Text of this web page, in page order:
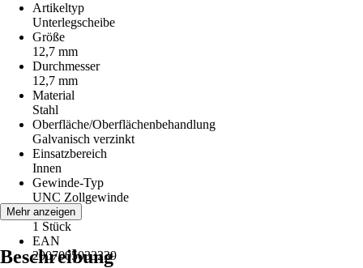
Artikeltyp
Unterlegscheibe
Größe
12,7 mm
Durchmesser
12,7 mm
Material
Stahl
Oberfläche/Oberflächenbehandlung
Galvanisch verzinkt
Einsatzbereich
Innen
Gewinde-Typ
UNC Zollgewinde
Inhalt
1 Stück
EAN
2007005033239
Mehr anzeigen
Beschreibung